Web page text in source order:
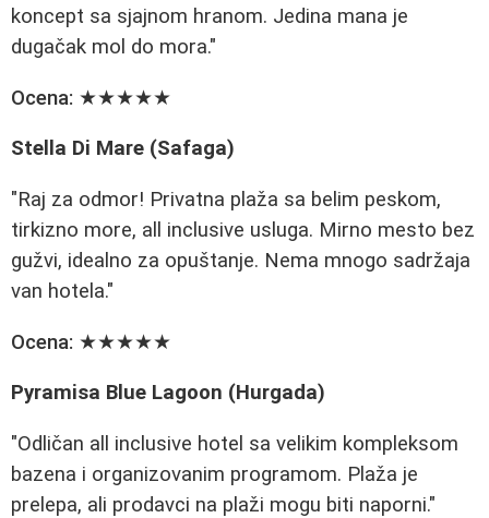
koncept sa sjajnom hranom. Jedina mana je
dugačak mol do mora."
Ocena: ★★★★★
Stella Di Mare (Safaga)
"Raj za odmor! Privatna plaža sa belim peskom,
tirkizno more, all inclusive usluga. Mirno mesto bez
gužvi, idealno za opuštanje. Nema mnogo sadržaja
van hotela."
Ocena: ★★★★★
Pyramisa Blue Lagoon (Hurgada)
"Odličan all inclusive hotel sa velikim kompleksom
bazena i organizovanim programom. Plaža je
prelepa, ali prodavci na plaži mogu biti naporni."